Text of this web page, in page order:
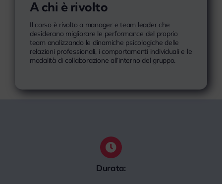
A chi è rivolto
Il corso è rivolto a manager e team leader che
desiderano migliorare le performance del proprio
team analizzando le dinamiche psicologiche delle
relazioni professionali, i comportamenti individuali e le
modalità di collaborazione all’interno del gruppo.
Durata: